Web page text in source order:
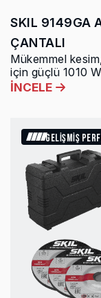
SKIL 9149GA
ÇANTALI
Mükemmel
için güçlü 1010
İNCELE
GELİŞMİŞ